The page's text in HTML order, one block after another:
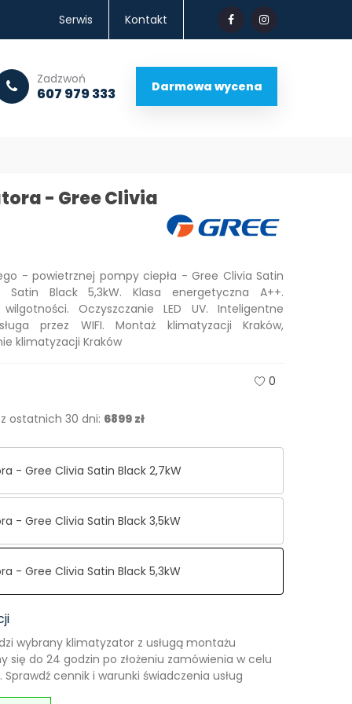
Serwis Kontakt
Zadzwoń
607 979 333 Darmowa wycena
- Gree Clivia
- powietrznej pompy ciepła - Gree Clivia Satin
Satin Black 5,3kW. Klasa energetyczna A++.
Oczyszczanie LED UV. Inteligentne
przez WIFI. Montaż klimatyzacji Kraków,
klimatyzacji Kraków
0
ostatnich 30 dni: 6899 zł
- Gree Clivia Satin Black 2,7kW
- Gree Clivia Satin Black 3,5kW
- Gree Clivia Satin Black 5,3kW
wybrany klimatyzator z usługą montażu
się do 24 godzin po złożeniu zamówienia w celu
cennik i warunki świadczenia usług